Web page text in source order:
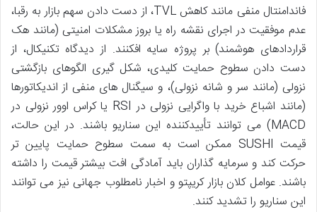
فاندامنتال منفی مانند کاهش TVL، از دست دادن سهم بازار به رقبا،
عدم موفقیت در اجرای نقشه راه یا بروز مشکلات امنیتی (مانند هک
قراردادهای هوشمند) بر پروژه سایه افکنند. از دیدگاه تکنیکال، از
دست دادن سطوح حمایت کلیدی، شکل گیری الگوهای بازگشتی
نزولی (مانند سر و شانه نزولی)، و سیگنال های منفی از اندیکاتورها
(مانند اشباع خرید با واگرایی نزولی در RSI یا کراس اوور نزولی در
MACD) می توانند تأییدکننده این سناریو باشند. در این حالت،
قیمت SUSHI ممکن است به سمت سطوح حمایت پایین تر
حرکت کند و سرمایه گذاران باید آمادگی افت بیشتر قیمت را داشته
باشند. عوامل کلان بازار کریپتو و اخبار نامطلوب جهانی نیز می توانند
این سناریو را تشدید کنند.